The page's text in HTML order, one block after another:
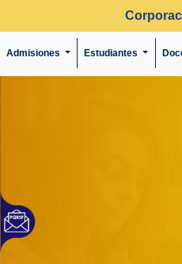
Admisiones Estudiantes